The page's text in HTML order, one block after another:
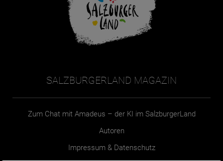
SALZBURGERLAND MAGAZIN
Zum Chat mit Amadeus – der KI im SalzburgerLand
Autoren
Impressum & Datenschutz